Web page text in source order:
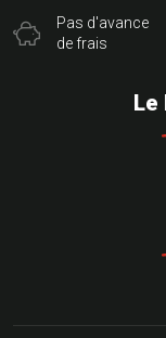
Pas d'avance
de frais
Le